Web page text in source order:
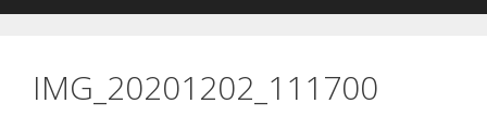
IMG_20201202_111700